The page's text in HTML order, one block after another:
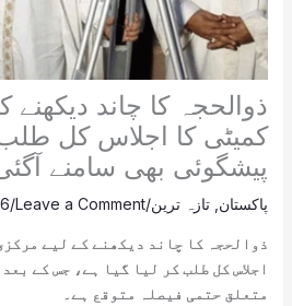
ذوالحجہ کا چاند دیکھنے
کمیٹی کا اجلاس کل
پیشگوئی بھی سامنے
پاکستان تازہ ترین/
Leave a Comment
/
ذوالحجہ کا چاند دیکھنے کے لیے
اجلاس کل طلب کر لیا گیا ہے، جس کے
متعلق حتمی فیصلہ متوقع ہے۔